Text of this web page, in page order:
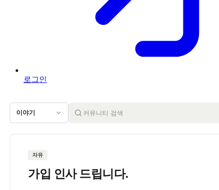
로그인
이야기
자유
가입 인사 드립니다.